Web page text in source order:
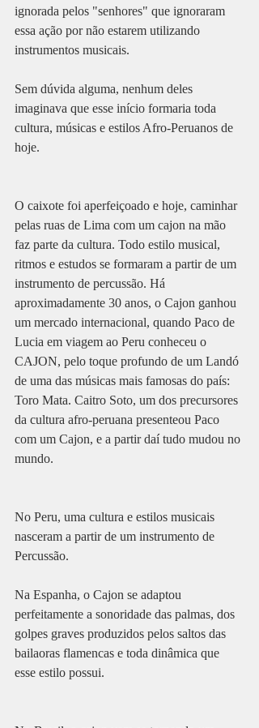
ignorada pelos "senhores" que ignoraram
essa ação por não estarem utilizando
instrumentos musicais.
Sem dúvida alguma, nenhum deles
imaginava que esse início formaria toda
cultura, músicas e estilos Afro-Peruanos de
hoje.
O caixote foi aperfeiçoado e hoje, caminhar
pelas ruas de Lima com um cajon na mão
faz parte da cultura. Todo estilo musical,
ritmos e estudos se formaram a partir de um
instrumento de percussão. Há
aproximadamente 30 anos, o Cajon ganhou
um mercado internacional, quando Paco de
Lucia em viagem ao Peru conheceu o
CAJON, pelo toque profundo de um Landó
de uma das músicas mais famosas do país:
Toro Mata. Caitro Soto, um dos precursores
da cultura afro-peruana presenteou Paco
com um Cajon, e a partir daí tudo mudou no
mundo.
No Peru, uma cultura e estilos musicais
nasceram a partir de um instrumento de
Percussão.
Na Espanha, o Cajon se adaptou
perfeitamente a sonoridade das palmas, dos
golpes graves produzidos pelos saltos das
bailaoras flamencas e toda dinâmica que
esse estilo possui.